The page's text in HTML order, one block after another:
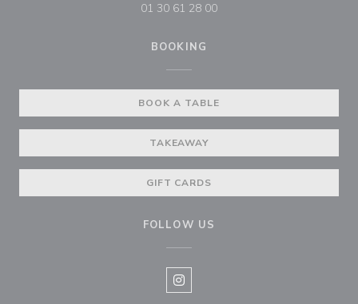
01 30 61 28 00
BOOKING
BOOK A TABLE
TAKEAWAY
GIFT CARDS
FOLLOW US
Instagram ((opens in a new